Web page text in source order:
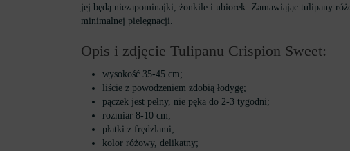
jej będą niezapominajki, żonkile i ubiorek. Zamawiając tulipany
minimalnej pielęgnacji.
Opis i zdjęcie Tulipanu Crispion Sweet:
wysokość 35-45 cm;
liście z powodzeniem zdobią łodygę;
pączek jest pełny, nie pęka do 2-3 tygodni;
rozmiar 8-10 cm;
płatki z frędzlami;
kolor różowy, delikatny;